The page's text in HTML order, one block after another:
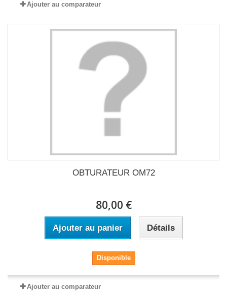
Ajouter au comparateur
OBTURATEUR OM72
80,00 €
Ajouter au panier Détails
Disponible
Ajouter au comparateur